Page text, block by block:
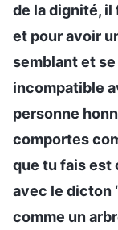
de la dignité,
et pour avoir
semblant et se
incompatible
personne
comportes
que tu fais
avec le dicton
comme un